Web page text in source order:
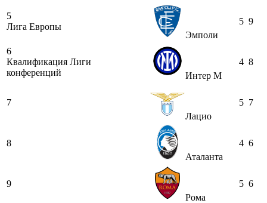
5
Лига Европы
Эмполи
5 9
6
Квалификация Лиги
конференций
Интер М
4 8
7
Лацио
5 7
8
Аталанта
4 6
9
Рома
5 6